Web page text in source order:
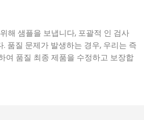
해 샘플을 보냅니다, 포괄적 인 검사
품질 문제가 발생하는 경우, 우리는 즉
여 품질 최종 제품을 수정하고 보장합